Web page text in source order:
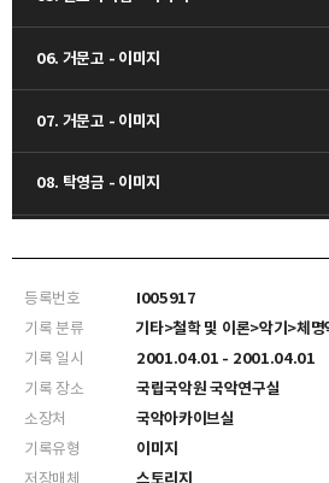
06. 거문고 - 이미지
07. 거문고 - 이미지
08. 탁영금 - 이미지
12. 산조가야금 - 이미지
13. 산조가야금 - 이미지
15. 탁영금 - 이미지
등록번호
I005917
기록 분류
기타>철학 및 이론>악기>체명
기록 일시
2001.04.01 - 2001.04.01
기록 장소
국립국악원 국악연구실
소장처
국악아카이브실
기록유형
이미지
저장매체
스토리지